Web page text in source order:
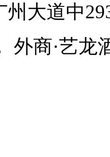
大道中
外商·艺